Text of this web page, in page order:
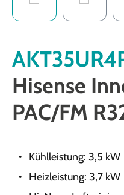
Hisense
PAC/FM
Kühlleistung: 3,5 kW
Heizleistung: 3,7 kW